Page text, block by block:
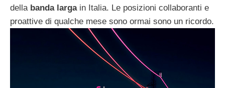
della banda largain Italia. Le posizioni collaboranti e
proattive di qualche mese sono ormai sono un ricordo.